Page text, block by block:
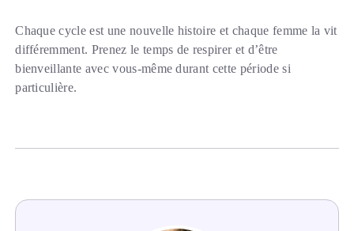
Chaque cycle est une nouvelle histoire et chaque femme la vit
différemment. Prenez le temps de respirer et d’être
bienveillante avec vous-même durant cette période si
particulière.